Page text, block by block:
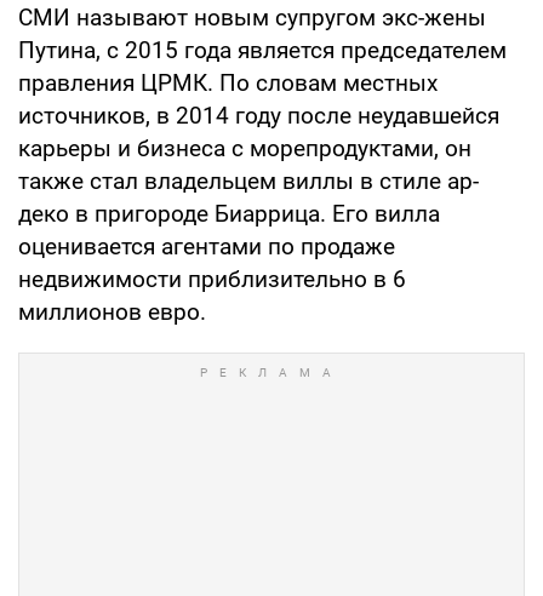
СМИ называют новым супругом экс-жены
Путина, с 2015 года является председателем
правления ЦРМК. По словам местных
источников, в 2014 году после неудавшейся
карьеры и бизнеса с морепродуктами, он
также стал владельцем виллы в стиле ар-
деко в пригороде Биаррица. Его вилла
оценивается агентами по продаже
недвижимости приблизительно в 6
миллионов евро.